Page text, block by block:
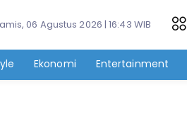
06 Agustus 2026 | 16:43 WIB
Ekonomi Entertainment